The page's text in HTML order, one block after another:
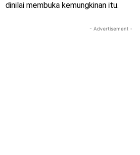
dinilai membuka kemungkinan itu.
- Advertisement -